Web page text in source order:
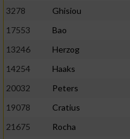
3278
Ghisiou
17553
Bao
13246
Herzog
14254
Haaks
20032
Peters
19078
Cratius
21675
Rocha